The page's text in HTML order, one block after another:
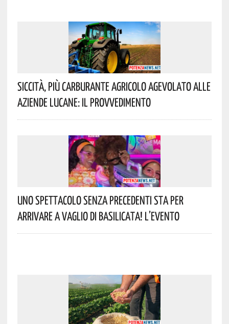
Siccità, Più Carburante Agricolo Agevolato Alle
Aziende Lucane: Il Provvedimento
Uno Spettacolo Senza Precedenti Sta Per
Arrivare A Vaglio Di Basilicata! L’evento